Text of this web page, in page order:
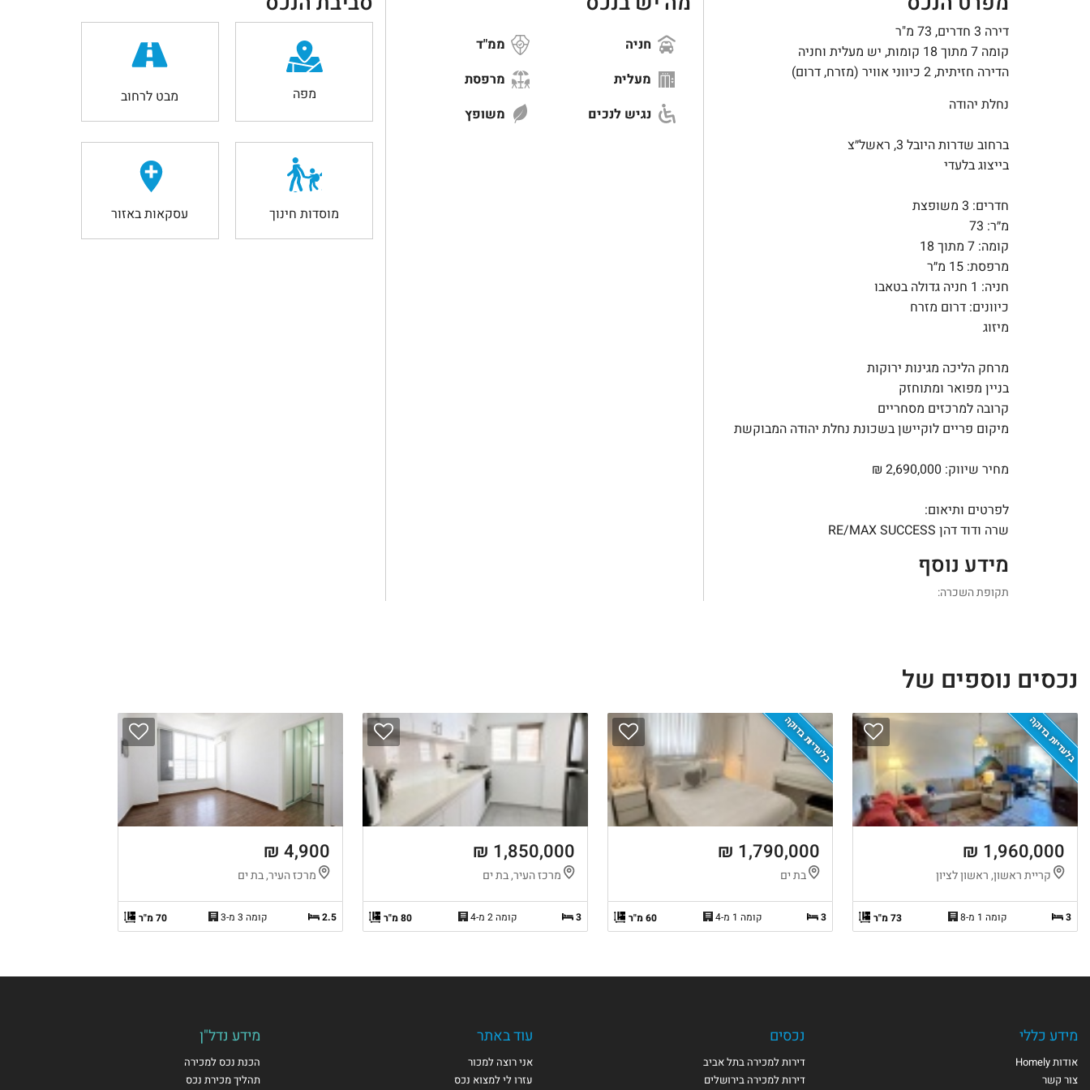
דירה 3 חדרים, 73 מ"ר
קומה 7 מתוך 18 קומות, יש מעלית וחניה
הדירה חזיתית, 2 כיווני אוויר (מזרח, דרום)
נחלת יהודה
ברחוב שדרות היובל 3, ראשל״צ
בייצוג בלעדי
חדרים: 3 משופצת
מ״ר: 73
קומה: 7 מתוך 18
מרפסת: 15 מ״ר
חניה: 1 חניה גדולה בטאבו
כיוונים: דרום מזרח
מיזוג
מרחק הליכה מגינות ירוקות
בניין מפואר ומתוחזק
קרובה למרכזים מסחריים
מיקום פריים לוקיישן בשכונת נחלת יהודה המבוקשת
מחיר שיווק: 2,690,000 ₪
לפרטים ותיאום:
שרה ודוד דהן RE/MAX SUCCESS
מידע נוסף
תקופת השכרה:
חניה
ממ"ד
מעלית
מרפסת
נגיש לנכים
משופץ
מפה מבט לרחוב
מוסדות חינוך עסקאות באזור
נכסים נוספים של
בלעדיות בדוקה
1,960,000 ₪
קריית ראשון, ראשון לציון
3 קומה 1 מ-8 73 מ"ר
בלעדיות בדוקה
1,790,000 ₪
בת ים
3 קומה 1 מ-4 60 מ"ר
1,850,000 ₪
מרכז העיר, בת ים
3 קומה 2 מ-4 80 מ"ר
4,900 ₪
מרכז העיר, בת ים
2.5 קומה 3 מ-3 70 מ"ר
מידע כללי
אודות Homely
צור קשר
נכסים
דירות למכירה בתל אביב
דירות למכירה בירושלים
עוד באתר
אני רוצה למכור
עזרו לי למצוא נכס
מידע נדל"ן
הכנת נכס למכירה
תהליך מכירת נכס